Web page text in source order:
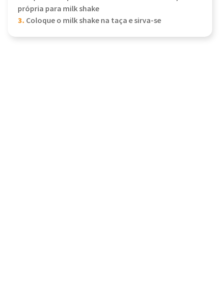
própria para milk shake
3. Coloque o milk shake na taça e sirva-se